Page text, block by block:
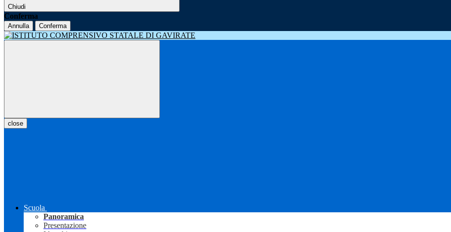
Chiudi
Conferma
Annulla Conferma
close
Scuola
Panoramica
Presentazione